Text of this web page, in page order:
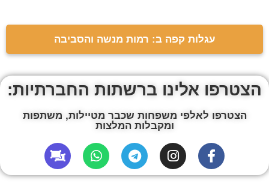
עגלות קפה ב: רמות מנשה והסביבה
הצטרפו אלינו ברשתות החברתיות:
הצטרפו לאלפי משפחות שכבר מטיילות, משתפות
ומקבלות המלצות